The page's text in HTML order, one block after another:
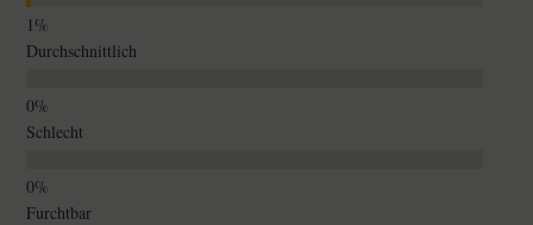
Durchschnittlich
Schlecht
Furchtbar